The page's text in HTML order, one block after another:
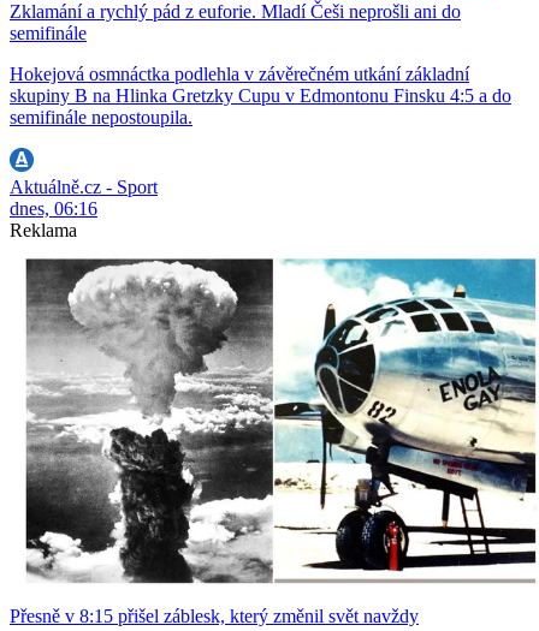
Zklamání a rychlý pád z euforie. Mladí Češi neprošli ani do
semifinále
Hokejová osmnáctka podlehla v závěrečném utkání základní
skupiny B na Hlinka Gretzky Cupu v Edmontonu Finsku 4:5 a do
semifinále nepostoupila.
Aktuálně.cz - Sport
dnes, 06:16
Reklama
Přesně v 8:15 přišel záblesk, který změnil svět navždy